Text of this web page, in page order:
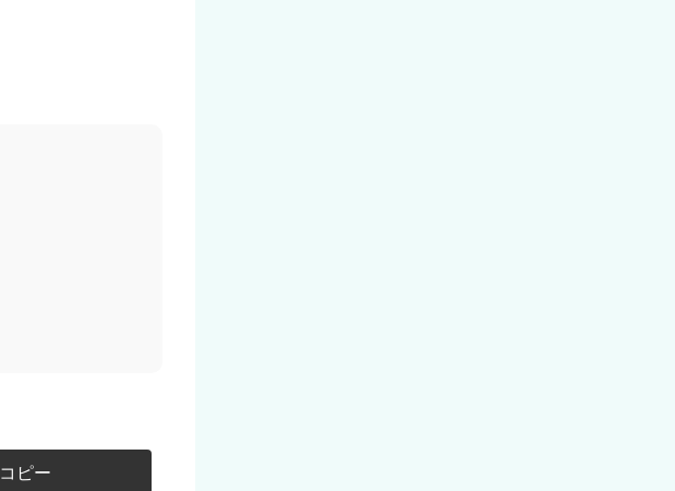
コピー